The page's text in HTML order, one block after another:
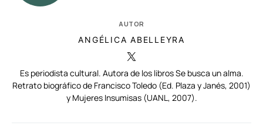
AUTOR
ANGÉLICA ABELLEYRA
Es periodista cultural. Autora de los libros Se busca un alma.
Retrato biográfico de Francisco Toledo (Ed. Plaza y Janés, 2001)
y Mujeres Insumisas (UANL, 2007).